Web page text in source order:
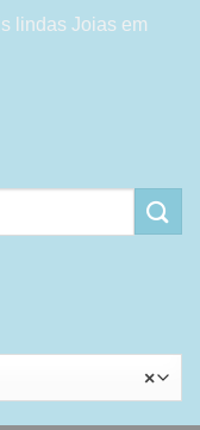
lindas Joias em
×